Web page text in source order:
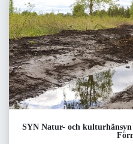
SYN Natur- och